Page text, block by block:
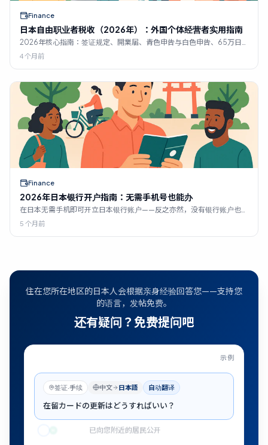
Finance
日本自由职业者税收（2026年）：外国个体经营者实用指南
2026年核心指南：签证规定、開業届、青色申告与白色申告、65万日
元扣除额、インボイス 2割特例、17,920日元年金、フリーランス新
法、3月16日截止日期。
4 个月前
Finance
2026年日本银行开户指南：无需手机号也能办
在日本无需手机即可开立日本银行账户——反之亦然，没有银行账户也能
办理手机。解释了六种合法途径、费用以及2026年的6个月规定。
5 个月前
住在您所在地区的日本人会根据亲身经验回答您——支持您
的语言，发帖免费。
还有疑问？免费提问吧
示例
在留卡怎么更新？—已向您附近的居民公开—当地居民
签证·手续 中文 日本語 自动翻译
在留カードの更新はどうすればいい？
已向您附近的居民公开